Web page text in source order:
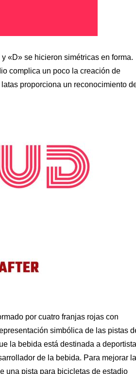
«D» se hicieron simétricas en forma.
complica un poco la creación de
proporciona un reconocimiento
por cuatro franjas rojas con
simbólica de las pistas
la bebida está destinada a
de la bebida. Para mejorar la
una pista para bicicletas de estadio